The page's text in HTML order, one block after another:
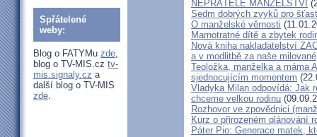
Spřátelené
weby:
Blog o FATYMu zde,
blog o TV-MIS.cz tv-
mis.signaly.cz a
další blog o TV-MIS
zde.
NEPŘÁTELÉ MANŽELSTVÍ
Sedm dobrých zvyků pro
O manželské věrnosti
Marnotratné dítě a zbytek
Nová kniha nakladatelství
a v modlitbě za naše
Teoložka, manželka a máma
sjednocujícím momentem
Vladyka Milan odpovídá: Jak
chceme velkou rodinu
Rozhovor ve zpovědnici
Kurz o přirozeném plánování
Páter Pio: Generace matek,